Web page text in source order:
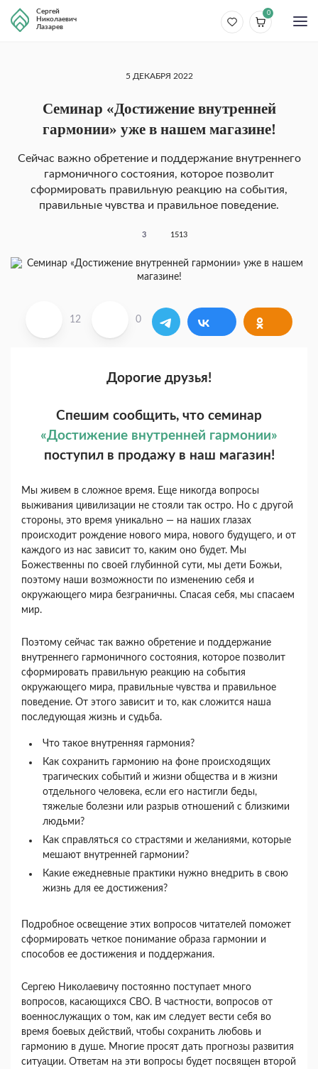
Сергей
Николаевич
Лазарев
0
5 ДЕКАБРЯ 2022
Семинар «Достижение внутренней
гармонии» уже в нашем магазине!
Сейчас важно обретение и поддержание внутреннего
гармоничного состояния, которое позволит
сформировать правильную реакцию на события,
правильные чувства и правильное поведение.
3 1513
12 0
Дорогие друзья!
Спешим сообщить, что семинар
«Достижение внутренней гармонии»
поступил в продажу в наш магазин!
Мы живем в сложное время. Еще никогда вопросы
выживания цивилизации не стояли так остро. Но с другой
стороны, это время уникально — на наших глазах
происходит рождение нового мира, нового будущего, и от
каждого из нас зависит то, каким оно будет. Мы
Божественны по своей глубинной сути, мы дети Божьи,
поэтому наши возможности по изменению себя и
окружающего мира безграничны. Спасая себя, мы спасаем
мир.
Поэтому сейчас так важно обретение и поддержание
внутреннего гармоничного состояния, которое позволит
сформировать правильную реакцию на события
окружающего мира, правильные чувства и правильное
поведение. От этого зависит и то, как сложится наша
последующая жизнь и судьба.
Что такое внутренняя гармония?
Как сохранить гармонию на фоне происходящих
трагических событий и жизни общества и в жизни
отдельного человека, если его настигли беды,
тяжелые болезни или разрыв отношений с близкими
людьми?
Как справляться со страстями и желаниями, которые
мешают внутренней гармонии?
Какие ежедневные практики нужно внедрить в свою
жизнь для ее достижения?
Подробное освещение этих вопросов читателей поможет
сформировать четкое понимание образа гармонии и
способов ее достижения и поддержания.
Сергею Николаевичу постоянно поступает много
вопросов, касающихся СВО. В частности, вопросов от
военнослужащих о том, как им следует вести себя во
время боевых действий, чтобы сохранить любовь и
гармонию в душе. Многие просят дать прогнозы развития
ситуации. Ответам на эти вопросы будет посвящен второй